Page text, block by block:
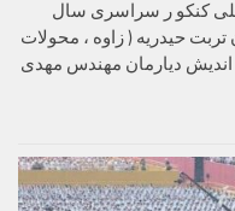
کنکو ر سراسری سال
تربت حیدریه ( زاوه ، محولات
اندیش دیارمان مهندس مهدی